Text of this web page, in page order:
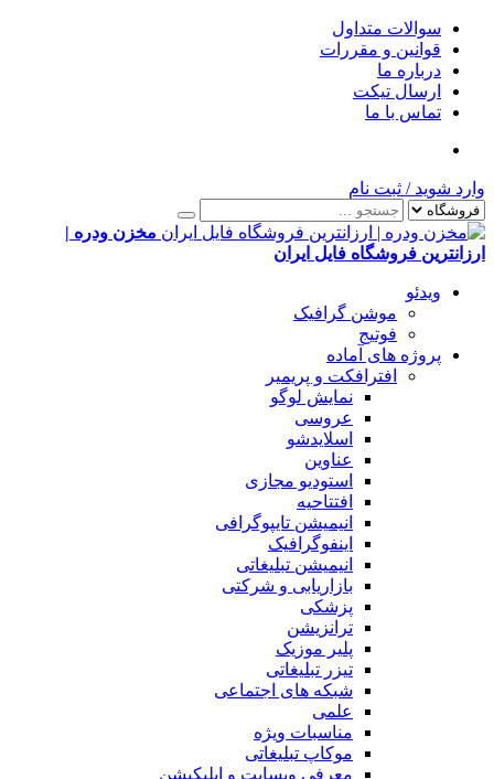
سوالات متداول
قوانین و مقررات
درباره ما
ارسال تیکت
تماس با ما
وارد شوید / ثبت نام
مخزن ودره |
ارزانترین فروشگاه فایل ایران
ویدئو
موشن گرافیک
فوتیج
پروژه های آماده
افترافکت و پریمیر
نمایش لوگو
عروسی
اسلایدشو
عناوین
استودیو مجازی
افتتاحیه
انیمیشن تایپوگرافی
اینفوگرافیک
انیمیشن تبلیغاتی
بازاریابی و شرکتی
پزشکی
ترانزیشن
پلیر موزیک
تیزر تبلیغاتی
شبکه های اجتماعی
علمی
مناسبات ویژه
موکاپ تبلیغاتی
معرفی وبسایت و اپلیکیشن